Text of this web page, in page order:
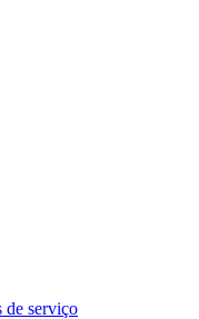
de serviço